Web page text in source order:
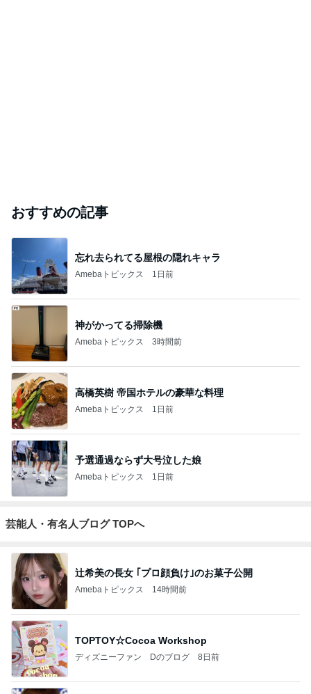
おすすめの記事
忘れ去られてる屋根の隠れキャラ
Amebaトピックス 1日前
神がかってる掃除機
Amebaトピックス 3時間前
高橋英樹 帝国ホテルの豪華な料理
Amebaトピックス 1日前
予選通過ならず大号泣した娘
Amebaトピックス 1日前
芸能人・有名人ブログ TOPへ
辻希美の長女 ｢プロ顔負け｣のお菓子公開
Amebaトピックス 14時間前
TOPTOY☆Cocoa Workshop
ディズニーファン Dのブログ 8日前